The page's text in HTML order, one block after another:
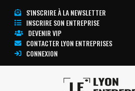
S'INSCRIRE À LA NEWSLETTER
INSCRIRE SON ENTREPRISE
DEVENIR VIP
CONTACTER LYON ENTREPRISES
CONNEXION